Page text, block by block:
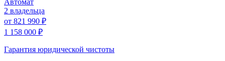
2 владельца
от 821 990 ₽
1 158 000 ₽
Гарантия юридической чистоты